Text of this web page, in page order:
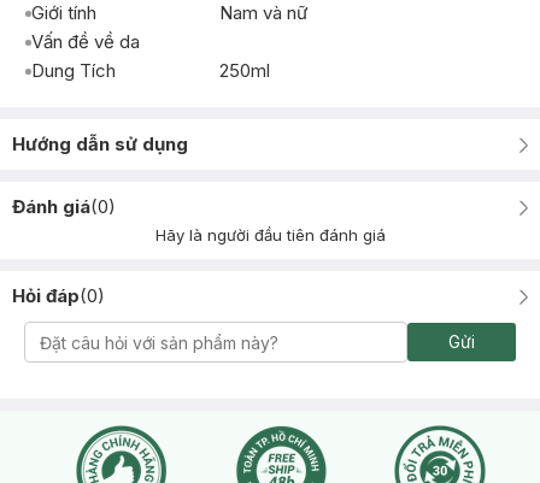
Giới tính
Nam và nữ
Vấn đề về da
Dung Tích
250ml
Hướng dẫn sử dụng
Đánh giá(0)
Hãy là người đầu tiên đánh giá
Hỏi đáp(0)
Gửi